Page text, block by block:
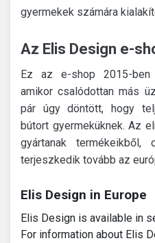
gyermekek számára
Az Elis Design e-
Ez az e-shop 2015-
amikor csalódottan más
pár úgy döntött, hogy
bútort gyermeküknek.Az
gyártanak
terjeszkedik tovább az
Elis Design in Europe
Elis Design is available in
For information about Elis